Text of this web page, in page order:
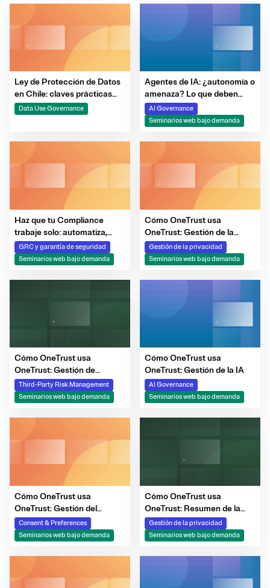
Ley de Protección de Datos
en Chile: claves prácticas
para estar listos a tiempo
Data Use Governance
Agentes de IA: ¿autonomía o
amenaza? Lo que deben
saber los equipos de ciber-
riesgo
AI Governance
Seminarios web bajo demanda
Haz que tu Compliance
trabaje solo: automatiza,
evalúa y toma el control de
tus riesgos
GRC y garantía de seguridad
Seminarios web bajo demanda
Cómo OneTrust usa
OneTrust: Gestión de la
privacidad de los datos
Gestión de la privacidad
Seminarios web bajo demanda
Cómo OneTrust usa
OneTrust: Gestión de
terceros y proveedores
Third-Party Risk Management
Seminarios web bajo demanda
Cómo OneTrust usa
OneTrust: Gestión de la IA
AI Governance
Seminarios web bajo demanda
Cómo OneTrust usa
OneTrust: Gestión del
consentimiento y las
preferencias
Consent & Preferences
Seminarios web bajo demanda
Cómo OneTrust usa
OneTrust: Resumen de la
plataforma
Gestión de la privacidad
Seminarios web bajo demanda